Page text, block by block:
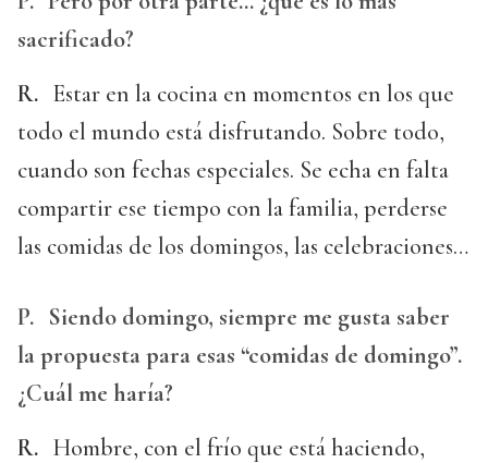
sacrificado?
R. Estar en la cocina en momentos en los que
todo el mundo está disfrutando. Sobre todo,
cuando son fechas especiales. Se echa en falta
compartir ese tiempo con la familia, perderse
las comidas de los domingos, las celebraciones…
P. Siendo domingo, siempre me gusta saber
la propuesta para esas “comidas de domingo”.
¿Cuál me haría?
R. Hombre, con el frío que está haciendo,